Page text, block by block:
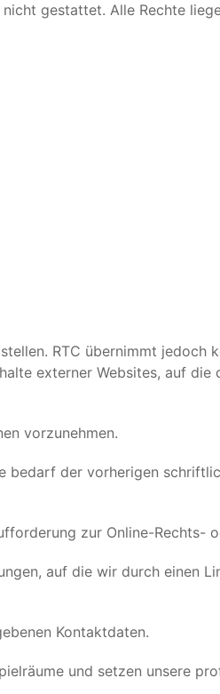
gestattet. Alle Rechte
RTC übernimmt jedoch
externer Websites, auf die
vorzunehmen.
der vorherigen
zur Online-Rechts-
auf die wir durch einen
Kontaktdaten.
und setzen unsere